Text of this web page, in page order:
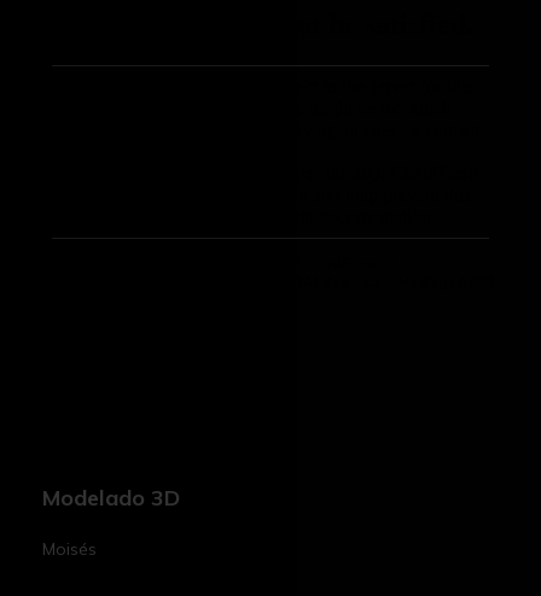
Modelado 3D
Moisés